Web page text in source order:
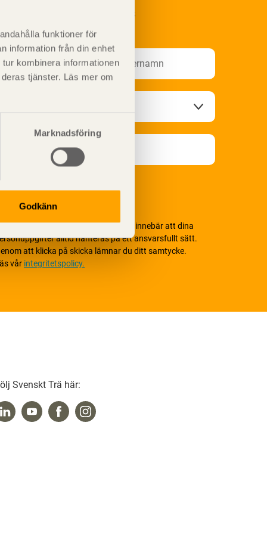
funktioner för
information från din enhet
kombinera informationen
tjänster. Läs mer om
Marknadsföring
Godkänn
på Svenskt Träs
värnar om personlig integritet vilket innebär att dina
alltid hanteras på ett ansvarsfullt sätt.
att klicka på skicka lämnar du ditt samtycke.
vår integritetspolicy.
Svenskt Trä här: